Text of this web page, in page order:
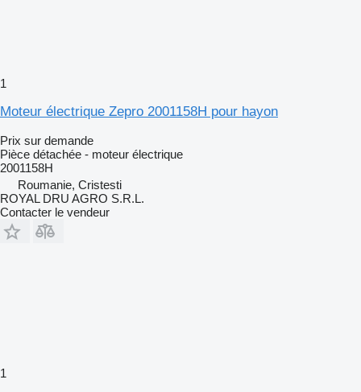
1
Moteur électrique Zepro 2001158H pour hayon
Prix sur demande
Pièce détachée - moteur électrique
2001158H
Roumanie, Cristesti
ROYAL DRU AGRO S.R.L.
Contacter le vendeur
1